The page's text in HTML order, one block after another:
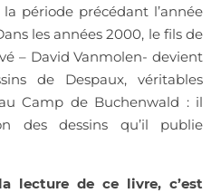
période précédant l’année
les années 2000, le fils de
– David Vanmolen- devient
de Despaux, véritables
Camp de Buchenwald : il
des dessins qu’il publie
lecture de ce livre, c’est